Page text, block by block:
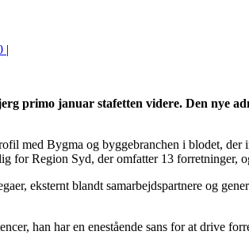
|
primo januar stafetten videre. Den nye
med Bygma og byggebranchen i blodet,
for Region Syd, der omfatter 13 forretninger,
eksternt blandt samarbejdspartnere og
han har en enestående sans for at drive